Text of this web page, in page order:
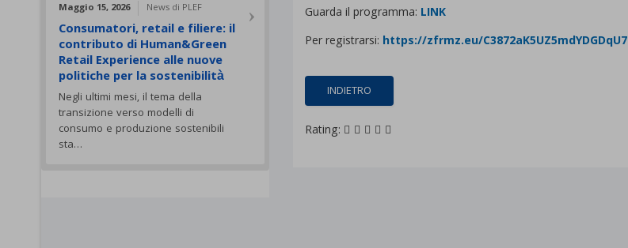
Maggio 15, 2026 News di PLEF
Consumatori, retail e filiere: il
contributo di Human&Green
Retail Experience alle nuove
politiche per la sostenibilità
Negli ultimi mesi, il tema della
transizione verso modelli di
consumo e produzione sostenibili
sta…
Guarda il programma: LINK
Per registrarsi: https://zfrmz.eu/C3872aK5UZ5mdYDGDqU7
INDIETRO
Rating: